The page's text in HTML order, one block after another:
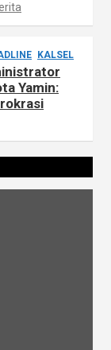
KALSEL
Yamin: